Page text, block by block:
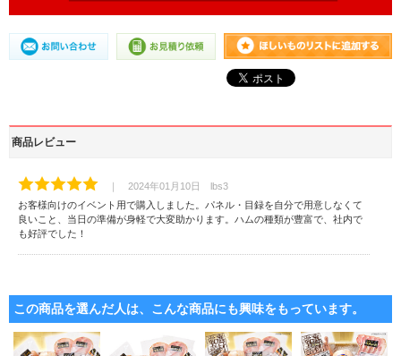
商品レビュー
｜ 2024年01月10日 lbs3
お客様向けのイベント用で購入しました。パネル・目録を自分で用意しなくて
良いこと、当日の準備が身軽で大変助かります。ハムの種類が豊富で、社内で
も好評でした！
この商品を選んだ人は、こんな商品にも興味をもっています。